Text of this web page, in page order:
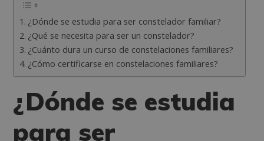
¿Dónde se estudia para ser constelador familiar?
¿Qué se necesita para ser un constelador?
¿Cuánto dura un curso de constelaciones familiares?
¿Cómo certificarse en constelaciones familiares?
¿Dónde se estudia
para ser